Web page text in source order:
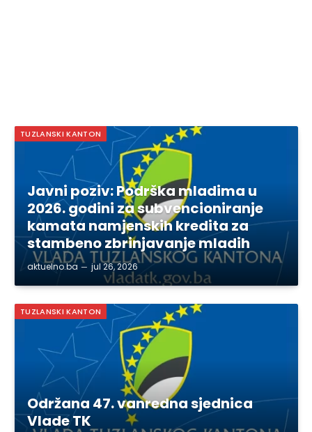
TUZLANSKI KANTON
Javni poziv: Podrška mladima u
2026. godini za subvencioniranje
kamata namjenskih kredita za
stambeno zbrinjavanje mladih
aktuelno.ba jul 26, 2026
TUZLANSKI KANTON
Održana 47. vanredna sjednica
Vlade TK